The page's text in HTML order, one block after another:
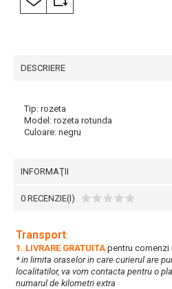
DESCRIERE
Tip: rozeta
Model: rozeta rotunda
Culoare: negru
INFORMAŢII
0 RECENZIE(I)
Transport:
1. LIVRARE GRATUITA pentru comenzi
* in limita oraselor in care curierul are
localitatilor, va vom contacta pentru o
numarul de kilometri extra